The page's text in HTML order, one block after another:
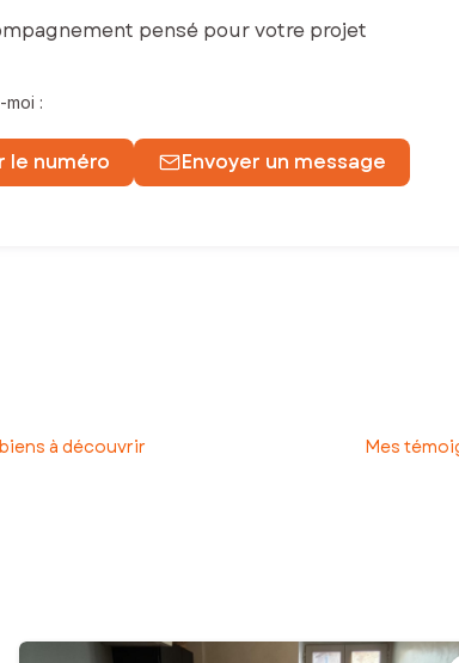
:
le numéro Envoyer un message
pensé pour votre projet
une maison, un appartement, un terrain !
à découvrir Mes